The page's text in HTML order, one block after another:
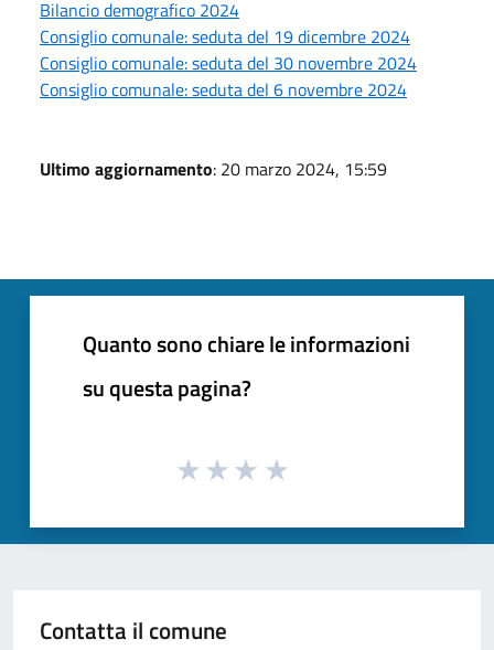
Bilancio demografico 2024
Consiglio comunale: seduta del 19 dicembre 2024
Consiglio comunale: seduta del 30 novembre 2024
Consiglio comunale: seduta del 6 novembre 2024
Ultimo aggiornamento: 20 marzo 2024, 15:59
Quanto sono chiare le informazioni
su questa pagina?
Contatta il comune